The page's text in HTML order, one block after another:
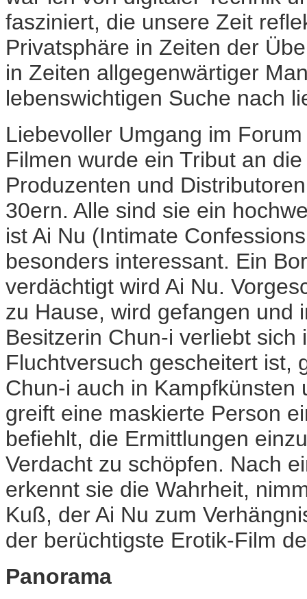
fasziniert, die unsere Zeit
Privatsphäre in Zeiten der
in Zeiten allgegenwärtiger
lebenswichtigen Suche nach
Liebevoller Umgang im
Filmen wurde ein Tribut an
Produzenten und
30ern. Alle sind sie ein
ist Ai Nu (Intimate
besonders interessant. Ein
verdächtigt wird Ai Nu.
zu Hause, wird gefangen und
Besitzerin Chun-i verliebt sich
Fluchtversuch gescheitert ist,
Chun-i auch in
greift eine maskierte Person
befiehlt, die Ermittlungen
Verdacht zu schöpfen. Nach
erkennt sie die Wahrheit,
Kuß, der Ai Nu zum
der berüchtigste Erotik-Film
Panorama